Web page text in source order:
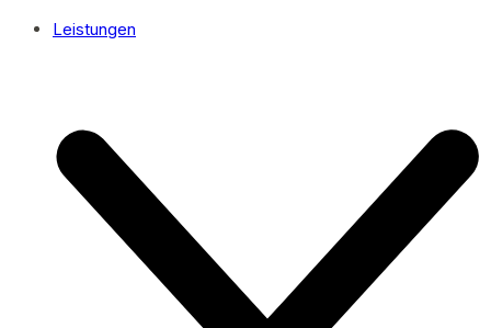
Leistungen